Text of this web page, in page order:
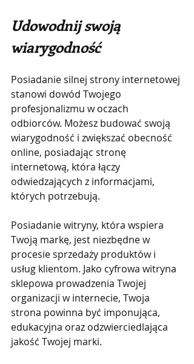
Udowodnij swoją
wiarygodność
Posiadanie silnej strony internetowej
stanowi dowód Twojego
profesjonalizmu w oczach
odbiorców. Możesz budować swoją
wiarygodność i zwiększać obecność
online, posiadając stronę
internetową, która łączy
odwiedzających z informacjami,
których potrzebują.
Posiadanie witryny, która wspiera
Twoją markę, jest niezbędne w
procesie sprzedaży produktów i
usług klientom. Jako cyfrowa witryna
sklepowa prowadzenia Twojej
organizacji w internecie, Twoja
strona powinna być imponująca,
edukacyjna oraz odzwierciedlająca
jakość Twojej marki.